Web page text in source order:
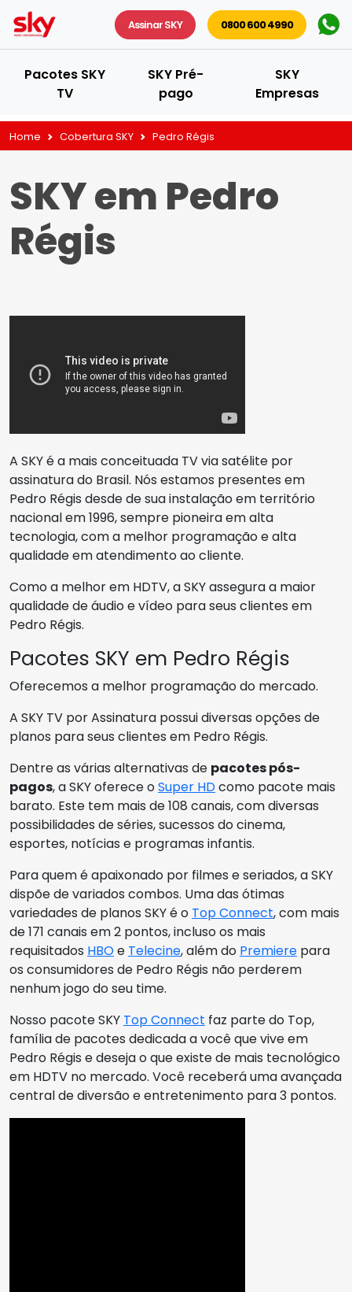
Assinar SKY 0800 600 4990
Pacotes SKY
TV
SKY Pré-
pago
SKY
Empresas
Home Cobertura SKY Pedro Régis
SKY em Pedro
Régis
A SKY é a mais conceituada TV via satélite por
assinatura do Brasil. Nós estamos presentes em
Pedro Régis desde de sua instalação em território
nacional em 1996, sempre pioneira em alta
tecnologia, com a melhor programação e alta
qualidade em atendimento ao cliente.
Como a melhor em HDTV, a SKY assegura a maior
qualidade de áudio e vídeo para seus clientes em
Pedro Régis.
Pacotes SKY em Pedro Régis
Oferecemos a melhor programação do mercado.
A SKY TV por Assinatura possui diversas opções de
planos para seus clientes em Pedro Régis.
Dentre as várias alternativas de pacotes pós-
pagos, a SKY oferece oSuper HDcomo pacote mais
barato. Este tem mais de 108 canais, com diversas
possibilidades de séries, sucessos do cinema,
esportes, notícias e programas infantis.
Para quem é apaixonado por filmes e seriados, a SKY
dispõe de variados combos. Uma das ótimas
variedades de planos SKY é o Top Connect, com mais
de 171 canais em 2 pontos, incluso os mais
requisitados HBOe Telecine, além do Premiere para
os consumidores de Pedro Régis não perderem
nenhum jogo do seu time.
Nosso pacote SKY Top Connect faz parte do Top,
família de pacotes dedicada a você que vive em
Pedro Régis e deseja o que existe de mais tecnológico
em HDTV no mercado. Você receberá uma avançada
central de diversão e entretenimento para 3 pontos.